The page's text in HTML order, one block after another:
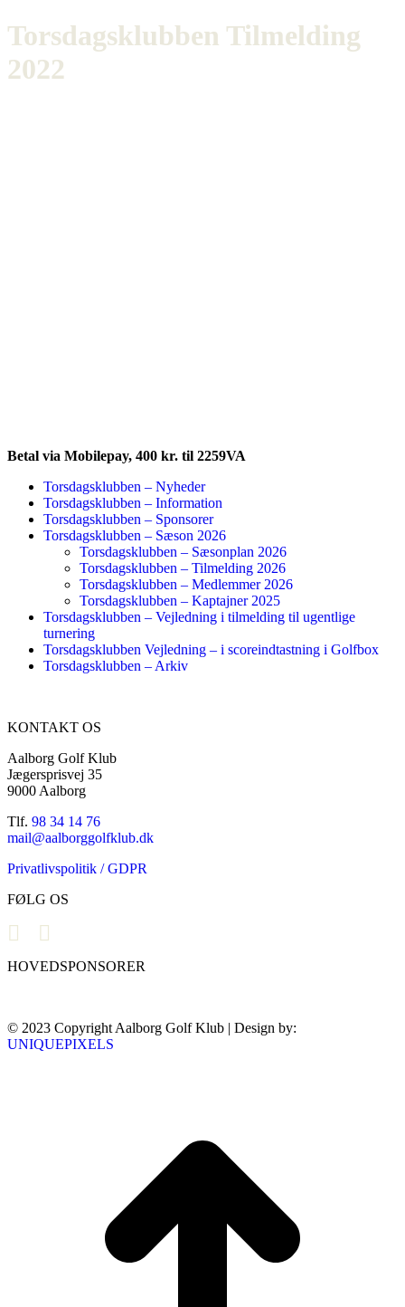
Torsdagsklubben Tilmelding
2022
Betal via Mobilepay, 400 kr. til 2259VA
Torsdagsklubben – Nyheder
Torsdagsklubben – Information
Torsdagsklubben – Sponsorer
Torsdagsklubben – Sæson 2026
Torsdagsklubben – Sæsonplan 2026
Torsdagsklubben – Tilmelding 2026
Torsdagsklubben – Medlemmer 2026
Torsdagsklubben – Kaptajner 2025
Torsdagsklubben – Vejledning i tilmelding til ugentlige
turnering
Torsdagsklubben Vejledning – i scoreindtastning i Golfbox
Torsdagsklubben – Arkiv
KONTAKT OS
Aalborg Golf Klub
Jægersprisvej 35
9000 Aalborg
Tlf. 98 34 14 76
mail@aalborggolfklub.dk
Privatlivspolitik / GDPR
FØLG OS
HOVEDSPONSORER
© 2023 Copyright Aalborg Golf Klub | Design by:
UNIQUEPIXELS